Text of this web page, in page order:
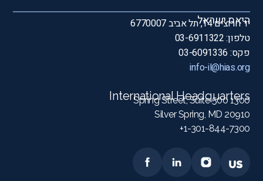
היאס ישראל
יד חרוצים 14, תל אביב 6770007
טלפון: 03-6911322
פקס: 03-6091336
info-il@hias.org
International Headquarters
1300 Spring Street, Suite 500
Silver Spring, MD 20910
1-301-844-7300+